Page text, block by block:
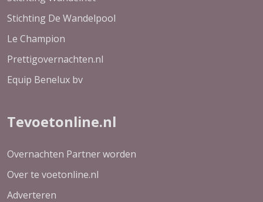
Stichting De Wandelpool
Le Champion
Prettigovernachten.nl
Equip Benelux bv
Tevoetonline.nl
Overnachten Partner worden
Over te voetonline.nl
Adverteren